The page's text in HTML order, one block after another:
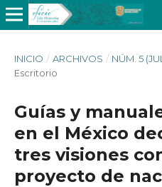
INICIO / ARCHIVOS / NÚM. 5
Escritorio
Guías y
en el México
tres visiones
proyecto de